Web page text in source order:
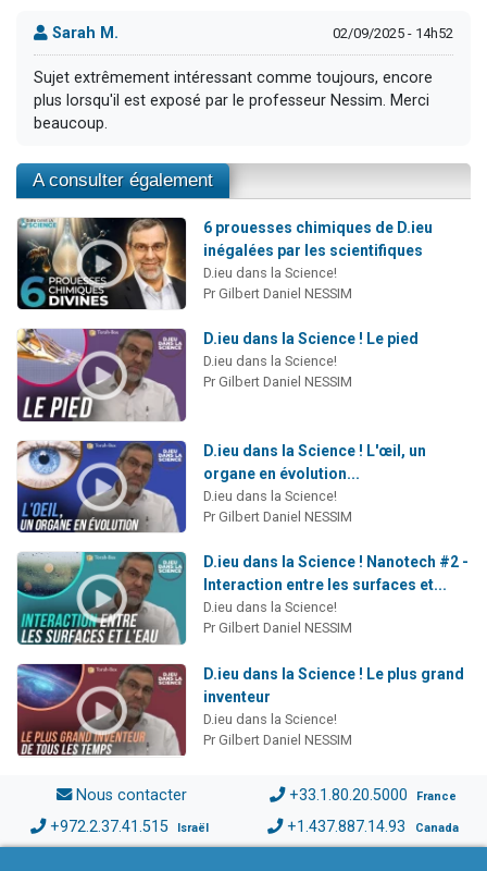
Sarah M. 02/09/2025 - 14h52
Sujet extrêmement intéressant comme toujours, encore
plus lorsqu'il est exposé par le professeur Nessim. Merci
beaucoup.
A consulter également
6 prouesses chimiques de D.ieu
inégalées par les scientifiques
D.ieu dans la Science!
Pr Gilbert Daniel NESSIM
D.ieu dans la Science ! Le pied
D.ieu dans la Science!
Pr Gilbert Daniel NESSIM
D.ieu dans la Science ! L'œil, un
organe en évolution...
D.ieu dans la Science!
Pr Gilbert Daniel NESSIM
D.ieu dans la Science ! Nanotech #2 -
Interaction entre les surfaces et...
D.ieu dans la Science!
Pr Gilbert Daniel NESSIM
D.ieu dans la Science ! Le plus grand
inventeur
D.ieu dans la Science!
Pr Gilbert Daniel NESSIM
Nous contacter +33.1.80.20.5000 France
+972.2.37.41.515 Israël +1.437.887.14.93 Canada